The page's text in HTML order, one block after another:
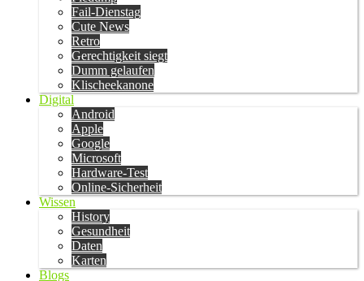
Fail-Dienstag
Cute News
Retro
Gerechtigkeit siegt
Dumm gelaufen
Klischeekanone
Digital
Android
Apple
Google
Microsoft
Hardware-Test
Online-Sicherheit
Wissen
History
Gesundheit
Daten
Karten
Blogs